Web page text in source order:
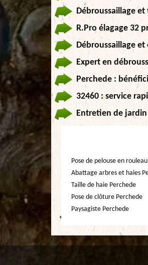
Débroussaillage
R.Pro élagage 32
Débroussaillage
Expert en
Perchede :
32460 : service
Entretien de
Pose de pelouse en
Abattage arbres et haies
Taille de haie Perchede
Pose de clôture Perchede
Paysagiste Perchede